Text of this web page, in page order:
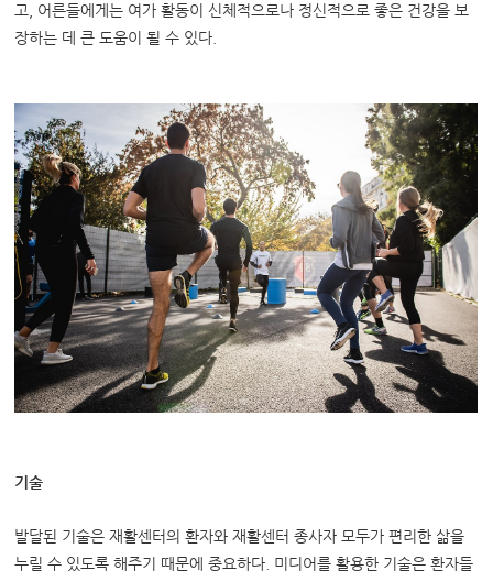
고, 어른들에게는 여가 활동이 신체적으로나 정신적으로 좋은 건강을 보
장하는 데 큰 도움이 될 수 있다.
기술
발달된 기술은 재활센터의 환자와 재활센터 종사자 모두가 편리한 삶을
누릴 수 있도록 해주기 때문에 중요하다. 미디어를 활용한 기술은 환자들